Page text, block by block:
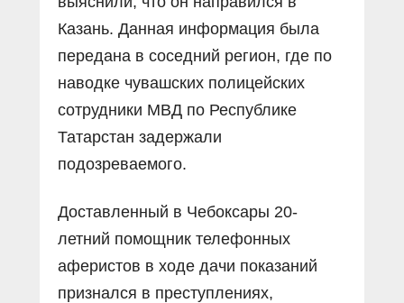
Казань. Данная информация была
передана в соседний регион, где по
наводке чувашских полицейских
сотрудники МВД по Республике
Татарстан задержали
подозреваемого.
Доставленный в Чебоксары 20-
летний помощник телефонных
аферистов в ходе дачи показаний
признался в преступлениях,